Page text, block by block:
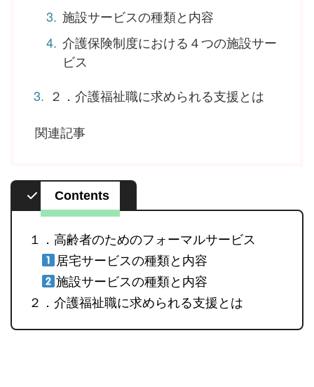
施設サービスの種類と内容
介護保険制度における４つの施設サー
ビス
２．介護福祉職に求められる支援とは
関連記事
Contents
１．高齢者のためのフォーマルサービス
居宅サービスの種類と内容
施設サービスの種類と内容
２．介護福祉職に求められる支援とは